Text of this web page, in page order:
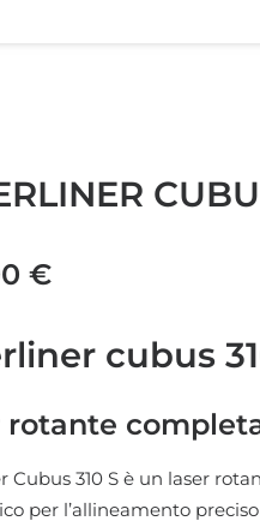
€
cubus
rotante
Cubus 310 S è un laser
per l’allineamento